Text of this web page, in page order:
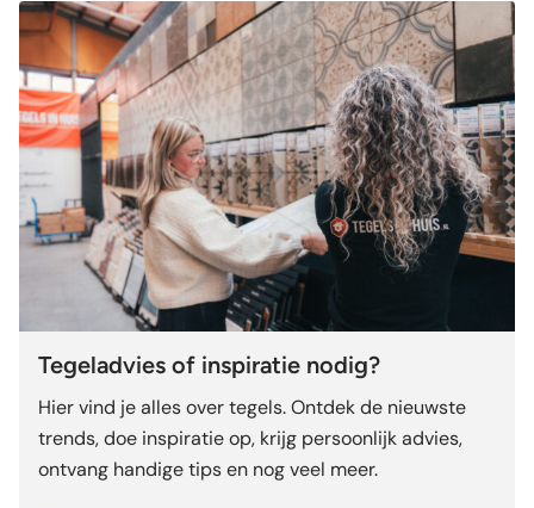
Tegeladvies of inspiratie nodig?
Hier vind je alles over tegels. Ontdek de nieuwste
trends, doe inspiratie op, krijg persoonlijk advies,
ontvang handige tips en nog veel meer.